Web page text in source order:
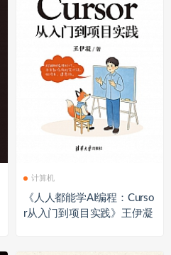
计算机
《人人都能学AI编程：Curso
r从入门到项目实践》王伊凝